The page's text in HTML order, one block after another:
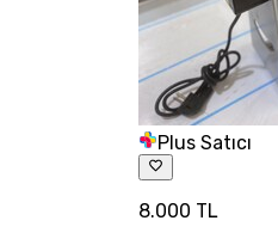
Plus Satıcı
8.000 TL